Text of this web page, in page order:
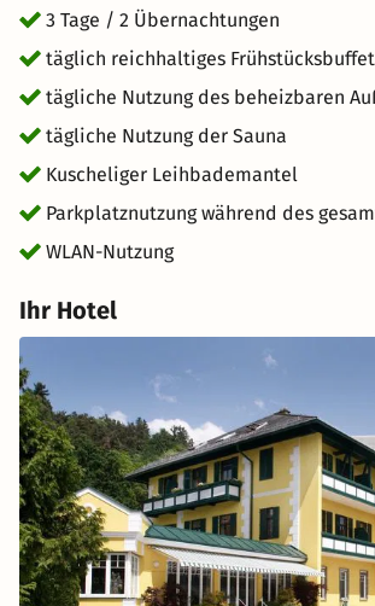
reichhaltigen Frühstücksbuffet für
Tag. Freuen Sie sich auf hervorragenden
entspannte Atmosphäre für einen
kurz-mal-weg.de wünscht Ihnen einen
Aufenthalt im schönen Millstatt.
3 Tage / 2 Übernachtungen
täglich reichhaltiges Frühstücksbuffet
tägliche Nutzung des beheizbaren
tägliche Nutzung der Sauna
Kuscheliger Leihbademantel
Parkplatznutzung während des
WLAN-Nutzung
Ihr Hotel